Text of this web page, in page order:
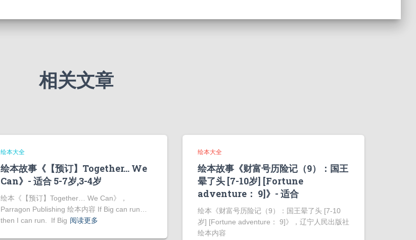
相关文章
绘本大全
绘本故事《【预订】Together… We
Can》- 适合 5-7岁,3-4岁
绘本《【预订】Together… We Can》，
Parragon Publishing 绘本内容 If Big can run…
then I can run. If Big 阅读更多
绘本大全
绘本故事《财富号历险记（9）：国王
晕了头 [7-10岁] [Fortune
adventure： 9]》- 适合
绘本《财富号历险记（9）：国王晕了头 [7-10
岁] [Fortune adventure： 9]》，辽宁人民出版社
绘本内容